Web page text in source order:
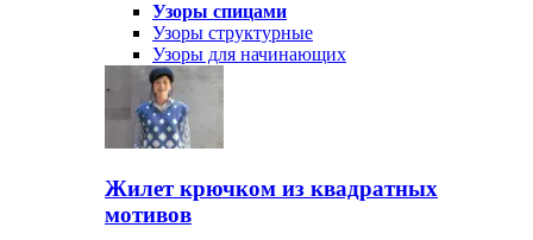
Узоры спицами
Узоры структурные
Узоры для начинающих
Жилет крючком из квадратных
мотивов